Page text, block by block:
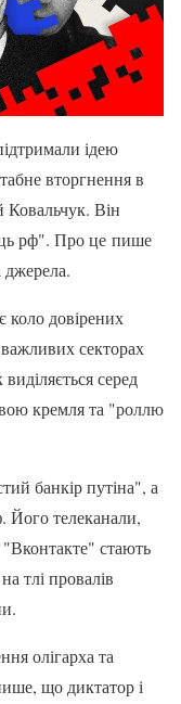
ідею
вторгнення в
Ковальчук. Він
рф". Про це пише
коло довірених
секторах
серед
кремля та "роллю
банкір путіна", а
Його телеканали,
стають
тлі провалів
олігарха та
що диктатор і